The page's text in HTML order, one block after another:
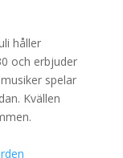
håller
och erbjuder
spelar
Kvällen